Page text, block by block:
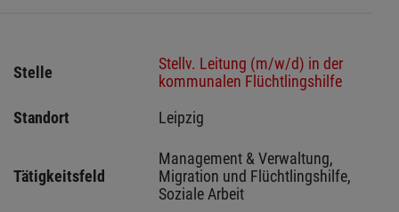
Stelle
Stellv. Leitung (m/w/d) in der
kommunalen Flüchtlingshilfe
Standort
Leipzig
Tätigkeitsfeld
Management & Verwaltung,
Migration und Flüchtlingshilfe,
Soziale Arbeit